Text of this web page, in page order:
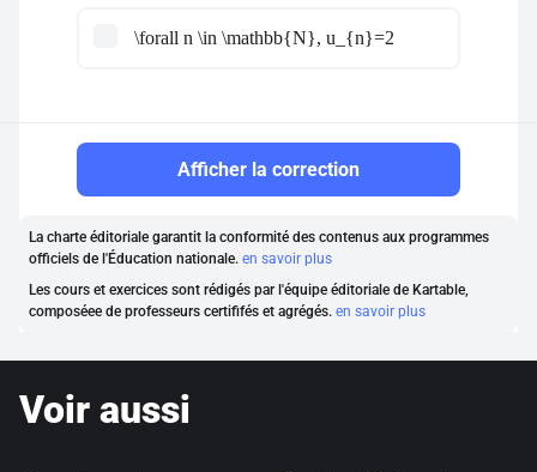
\forall n \in \mathbb{N}, u_{n}=2
Afficher la correction
La charte éditoriale garantit la conformité des contenus aux programmes
officiels de l'Éducation nationale. en savoir plus
Les cours et exercices sont rédigés par l'équipe éditoriale de Kartable,
composéee de professeurs certififés et agrégés. en savoir plus
Voir aussi